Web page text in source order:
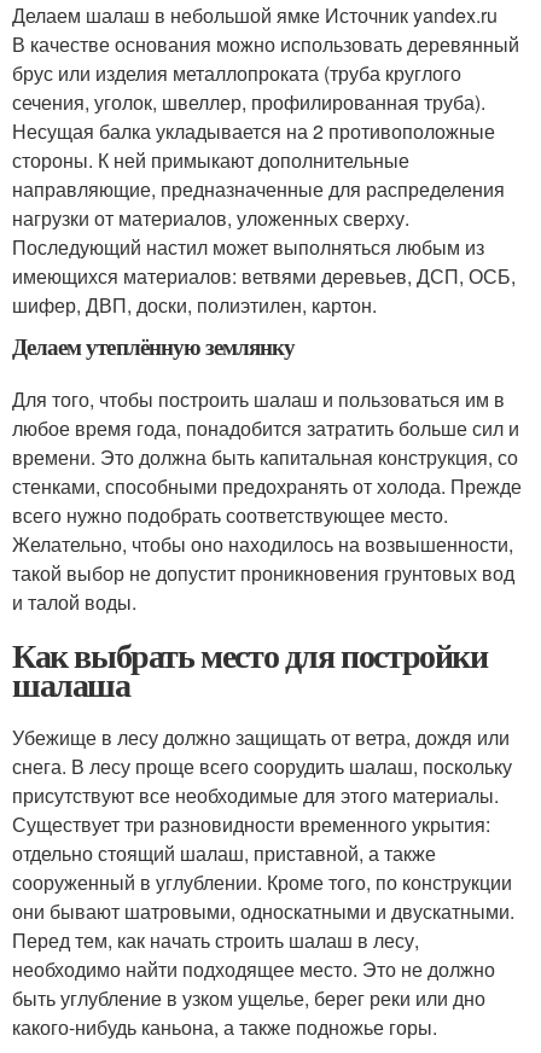
Делаем шалаш в небольшой ямке Источник yandex.ru
В качестве основания можно использовать деревянный
брус или изделия металлопроката (труба круглого
сечения, уголок, швеллер, профилированная труба).
Несущая балка укладывается на 2 противоположные
стороны. К ней примыкают дополнительные
направляющие, предназначенные для распределения
нагрузки от материалов, уложенных сверху.
Последующий настил может выполняться любым из
имеющихся материалов: ветвями деревьев, ДСП, ОСБ,
шифер, ДВП, доски, полиэтилен, картон.
Делаем утеплённую землянку
Для того, чтобы построить шалаш и пользоваться им в
любое время года, понадобится затратить больше сил и
времени. Это должна быть капитальная конструкция, со
стенками, способными предохранять от холода. Прежде
всего нужно подобрать соответствующее место.
Желательно, чтобы оно находилось на возвышенности,
такой выбор не допустит проникновения грунтовых вод
и талой воды.
Как выбрать место для постройки
шалаша
Убежище в лесу должно защищать от ветра, дождя или
снега. В лесу проще всего соорудить шалаш, поскольку
присутствуют все необходимые для этого материалы.
Существует три разновидности временного укрытия:
отдельно стоящий шалаш, приставной, а также
сооруженный в углублении. Кроме того, по конструкции
они бывают шатровыми, односкатными и двускатными.
Перед тем, как начать строить шалаш в лесу,
необходимо найти подходящее место. Это не должно
быть углубление в узком ущелье, берег реки или дно
какого-нибудь каньона, а также подножье горы.